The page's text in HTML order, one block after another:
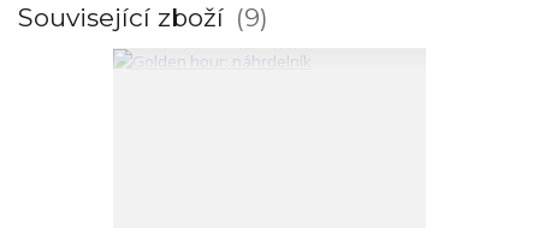
Související zboží 9